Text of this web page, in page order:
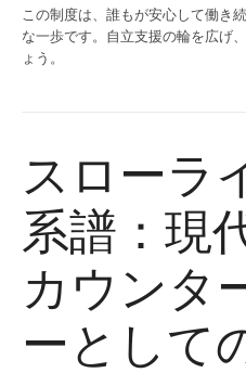
この制度は、誰もが安心して働き
な一歩です。自立支援の輪を広げ
ょう。
スローラ
系譜：現
カウンタ
ーとして